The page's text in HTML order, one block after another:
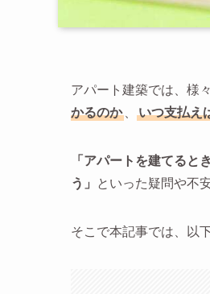
アパート建築では、様
かるのか
いつ支払え
「アパートを建てると
う」
といった疑問や不
そこで本記事では、以